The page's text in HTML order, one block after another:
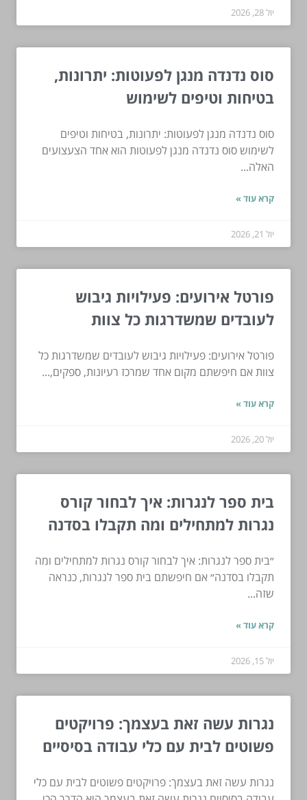
יול 28, 2026
סוס נדנדה מנגן לפעוטות: יתרונות,
בטיחות וטיפים לשימוש
סוס נדנדה מנגן לפעוטות: יתרונות, בטיחות וטיפים
לשימוש סוס נדנדה מנגן לפעוטות הוא אחד הצעצועים
האלה...
קרא עוד »
יול 21, 2026
פורטל אירועים: פעילויות גיבוש
לעובדים שמשדרגות כל צוות
פורטל אירועים: פעילויות גיבוש לעובדים שמשדרגות כל
צוות אם חיפשתם מקום אחד שמרכז רעיונות, ספקים,...
קרא עוד »
יול 20, 2026
בית ספר לנגרות: איך לבחור קורס
נגרות למתחילים ומה תקבלו בסדנה
״בית ספר לנגרות: איך לבחור קורס נגרות למתחילים ומה
תקבלו בסדנה״ אם חיפשתם בית ספר לנגרות, כנראה
שזה...
קרא עוד »
יול 15, 2026
נגרות עשה זאת בעצמך: פרויקטים
פשוטים לבית עם כלי עבודה בסיסיים
נגרות עשה זאת בעצמך: פרויקטים פשוטים לבית עם כלי